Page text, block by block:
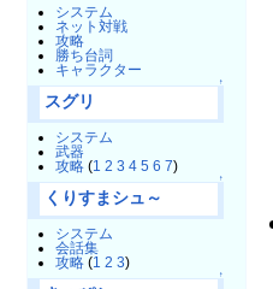
システム
ネット対戦
攻略
勝ち台詞
キャラクター
↑
スグリ
システム
武器
攻略(1 2 3 4 5 6 7)
↑
くりすまシュ～
システム
会話集
攻略(1 2 3)
↑